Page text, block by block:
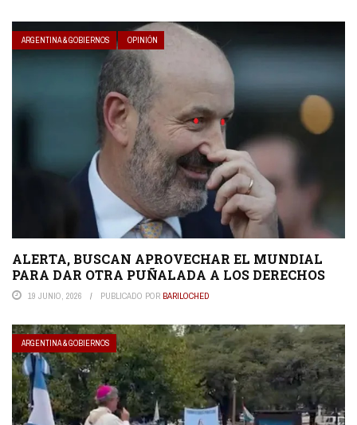
ARGENTINA & GOBIERNOS OPINIÓN
ALERTA, BUSCAN APROVECHAR EL MUNDIAL
PARA DAR OTRA PUÑALADA A LOS DERECHOS
19 JUNIO, 2026 PUBLICADO POR BARILOCHED
ARGENTINA & GOBIERNOS